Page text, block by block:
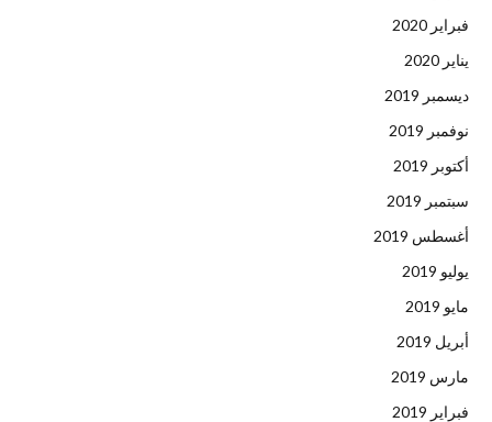
فبراير 2020
يناير 2020
ديسمبر 2019
نوفمبر 2019
أكتوبر 2019
سبتمبر 2019
أغسطس 2019
يوليو 2019
مايو 2019
أبريل 2019
مارس 2019
فبراير 2019